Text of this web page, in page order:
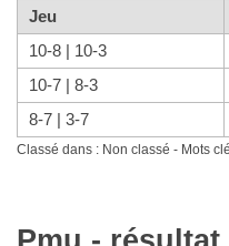
Jeu
10-8 | 10-3
10-7 | 8-3
8-7 | 3-7
Classé dans : Non classé - Mots